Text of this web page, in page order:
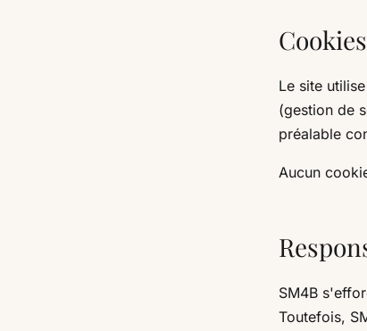
Cookies
Le site
(gestion de
préalable
Aucun
SM4B
Toutefois,